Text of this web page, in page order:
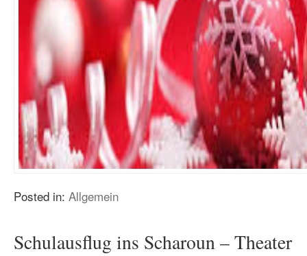
Posted in: Allgemein
Schulausflug ins Scharoun – Theater